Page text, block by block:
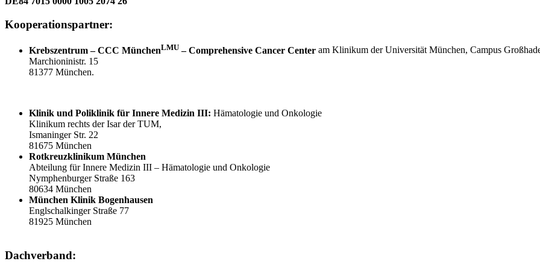
Kooperationspartner:
Krebszentrum – CCC MünchenLMU – Comprehensive Cancer Center am Klinikum der Universität München, Campus
Marchioninistr. 15
81377 München.
Klinik und Poliklinik für Innere Medizin III: Hämatologie und Onkologie
Klinikum rechts der Isar der TUM,
Ismaninger Str. 22
81675 München
Rotkreuzklinikum München
Abteilung für Innere Medizin III – Hämatologie und Onkologie
Nymphenburger Straße 163
80634 München
München Klinik Bogenhausen
Englschalkinger Straße 77
81925 München
Dachverband: